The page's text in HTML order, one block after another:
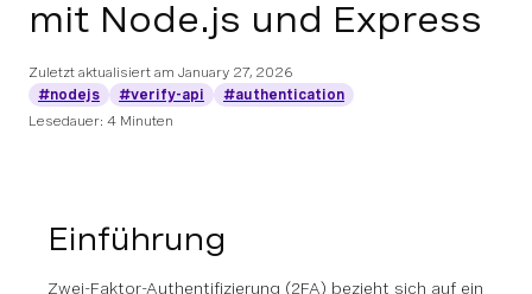
mit Node.js und Express
Zuletzt aktualisiert am January 27, 2026
#nodejs
#verify-api
#authentication
Lesedauer: 4 Minuten
Einführung
Zwei-Faktor-Authentifizierung (2FA) bezieht sich auf ein